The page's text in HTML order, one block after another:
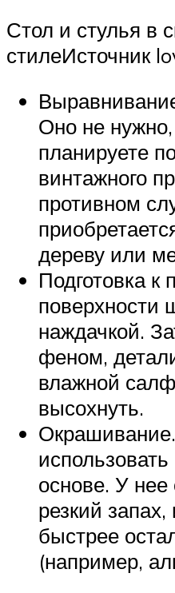
Стол и стулья в
стилеИсточник
Оно не
планируете
винтажного
противном
дереву или
Подготовка к
поверхности
наждачкой.
феном,
влажной
высохнуть.
основе. У нее
резкий
быстрее
(например,